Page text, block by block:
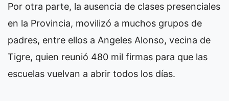
Por otra parte, la ausencia de clases presenciales
en la Provincia, movilizó a muchos grupos de
padres, entre ellos a Angeles Alonso, vecina de
Tigre, quien reunió 480 mil firmas para que las
escuelas vuelvan a abrir todos los días.